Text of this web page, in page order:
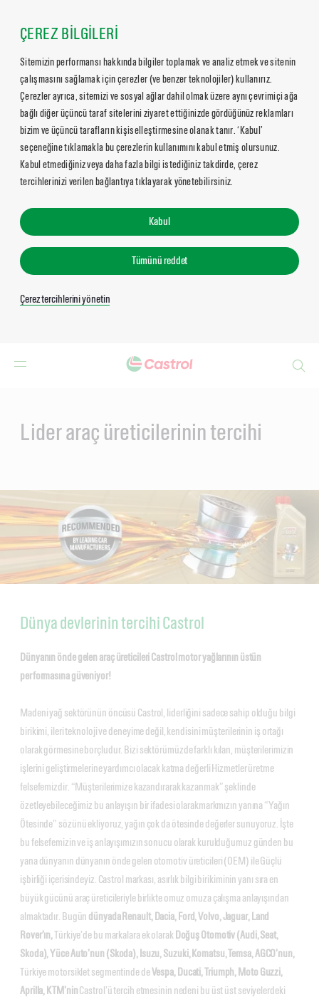
ÇEREZ BİLGİLERİ
Sitemizin performansı hakkında bilgiler toplamak ve analiz etmek ve sitenin
çalışmasını sağlamak için çerezler (ve benzer teknolojiler) kullanırız.
Çerezler ayrıca, sitemizi ve sosyal ağlar dahil olmak üzere aynı çevrimiçi ağa
bağlı diğer üçüncü taraf sitelerini ziyaret ettiğinizde gördüğünüz reklamları
bizim ve üçüncü tarafların kişiselleştirmesine olanak tanır. ‘Kabul’
seçeneğine tıklamakla bu çerezlerin kullanımını kabul etmiş olursunuz.
Kabul etmediğiniz veya daha fazla bilgi istediğiniz takdirde, çerez
tercihlerinizi verilen bağlantıya tıklayarak yönetebilirsiniz.
Kabul
Tümünü reddet
Çerez tercihlerini yönetin
Lider araç üreticilerinin tercihi
Dünya devlerinin tercihi Castrol
Dünyanın önde gelen araç üreticileri Castrol motor yağlarının üstün
performasına güveniyor!
Madeni yağ sektörünün öncüsü Castrol, liderliğini sadece sahip olduğu bilgi
birikimi, ileri teknoloji ve deneyime değil, kendisini müşterilerinin iş ortağı
olarak görmesine borçludur. Bizi sektörümüzde farklı kılan, müşterilerimizin
işlerini geliştirmelerine yardımcı olacak katma değerli Hizmetler üretme
felsefemizdir. “Müşterilerimize kazandırarak kazanmak” şeklinde
özetleyebileceğimiz bu anlayışın bir ifadesi olarakmarkmızın yanına “Yağın
Ötesinde” sözünü ekliyoruz, yağın çok da ötesinde değerler sunuyoruz. İşte
bu felsefemizin ve iş anlayışımızın sonucu olarak kurulduğumuz günden bu
yana dünyanın dünyanın önde gelen otomotiv üreticileri (OEM) ile Güçlü
işbirliği içerisindeyiz. Castrol markası, asırlık bilgi birikiminin yanı sıra en
büyük gücünü araç üreticileriyle birlikte omuz omuza çalışma anlayışından
almaktadır. Bugün dünyada Renault, Dacia, Ford, Volvo, Jaguar, Land
Rover’ın,Türkiye’de bu markalara ek olarak Doğuş Otomotiv (Audi, Seat,
Skoda), Yüce Auto’nun (Skoda), Isuzu, Suzuki, Komatsu, Temsa, AGCO’nun,
Türkiye motorsiklet segmentinde deVespa, Ducati, Triumph, Moto Guzzi,
Aprilla, KTM’ninCastrol’ü tercih etmesinin nedeni bu üst üst seviyelerdeki